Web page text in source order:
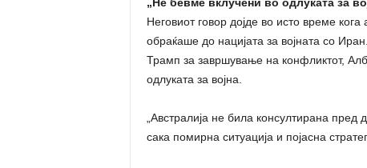
Неговиот говор дојде во исто време
обраќаше до нацијата за војната со
Трамп за завршување на конфликтот,
одлуката за војна.
„Австралија не била консултирана пред
сака помирна ситуација и појасна